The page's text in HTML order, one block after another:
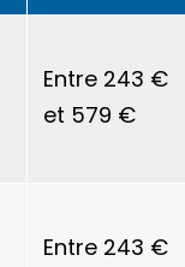
Entre 243 €
et 579 €
Entre 243 €